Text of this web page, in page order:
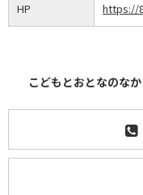
HP https://
こどもとおとなのな